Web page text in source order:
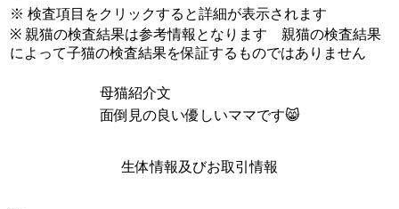
※ 検査項目をクリックすると詳細が表示されます
※ 親猫の検査結果は参考情報となります 親猫の検査結果
によって子猫の検査結果を保証するものではありません
母猫紹介文
面倒見の良い優しいママです😸
生体情報及びお取引情報